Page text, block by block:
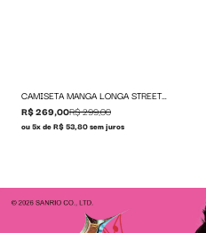
CAMISETA MANGA LONGA STREET STICKERS
R$ 269,00R$ 299,00
ou 5x de R$ 53,80 sem juros